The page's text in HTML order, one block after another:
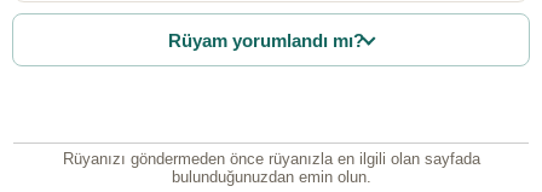
Rüyam yorumlandı mı?
Rüyanızı göndermeden önce rüyanızla en ilgili olan sayfada
bulunduğunuzdan emin olun.